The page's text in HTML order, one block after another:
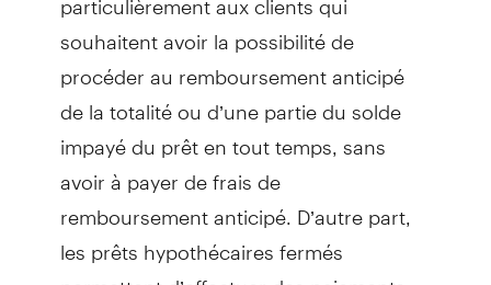
souhaitent avoir la possibilité de
procéder au remboursement anticipé
de la totalité ou d’une partie du solde
impayé du prêt en tout temps, sans
avoir à payer de frais de
remboursement anticipé. D’autre part,
les prêts hypothécaires fermés